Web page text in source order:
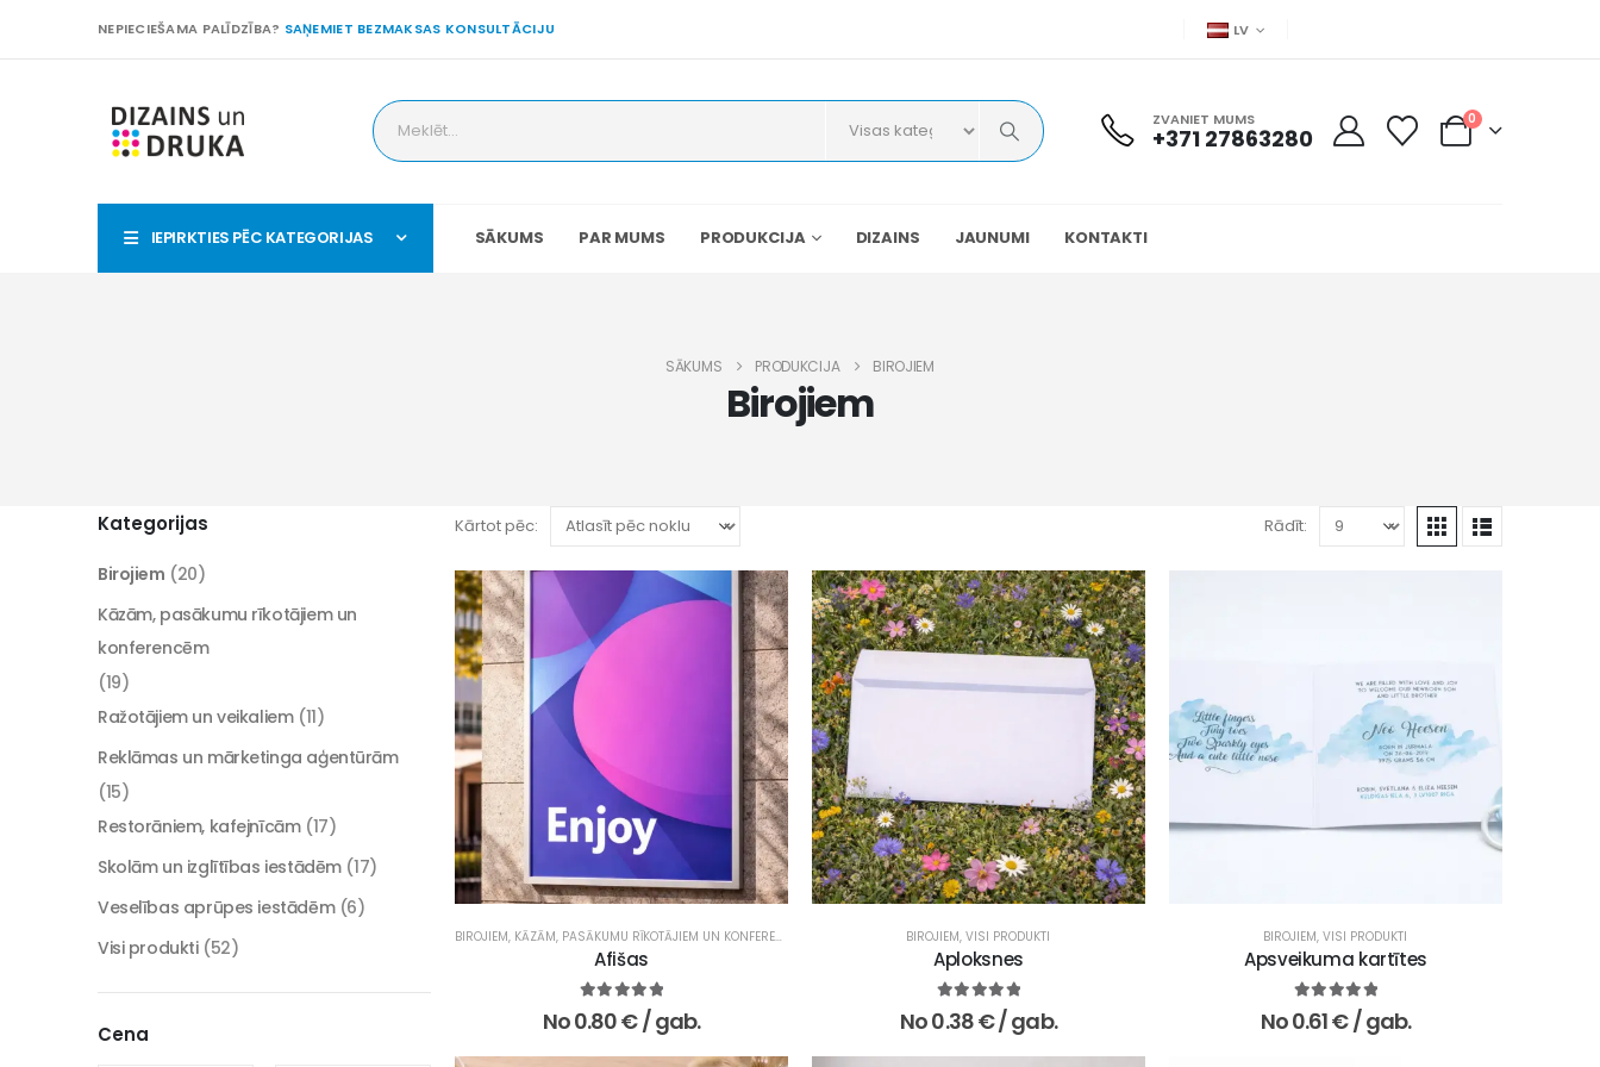
NEPIECIEŠAMA PALĪDZĪBA? SAŅEMIET BEZMAKSAS KONSULTĀCIJU LV
ZVANIET MUMS
+371 27863280
0
IEPIRKTIES PĒC KATEGORIJAS SĀKUMS PAR MUMS PRODUKCIJA DIZAINS JAUNUMI KONTAKTI
SĀKUMS PRODUKCIJA BIROJIEM
Birojiem
Kārtot pēc: Rādīt:
BIROJIEM, KĀZĀM, PASĀKUMU RĪKOTĀJIEM UN KONFERENCĒM REKLĀMAS UN MĀRKETINGA AĢENTŪRĀM SKOLĀM UN IZGLĪTĪBAS IESTĀDĒM
Afišas
5.00no 5
No0.80€/ gab.
BIROJIEM,VISI PRODUKTI
Aploksnes
5.00no 5
No0.38€/ gab.
BIROJIEM,VISI PRODUKTI
Apsveikuma kartītes
5.00no 5
No0.61€/ gab.
Kategorijas
Birojiem (20)
Kāzām, pasākumu rīkotājiem un
konferencēm
(19)
Ražotājiem un veikaliem (11)
Reklāmas un mārketinga aģentūrām
(15)
Restorāniem, kafejnīcām (17)
Skolām un izglītības iestādēm (17)
Veselības aprūpes iestādēm (6)
Visi produkti (52)
Cena